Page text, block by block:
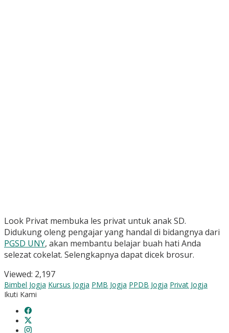
Look Privat membuka les privat untuk anak SD.
Didukung oleng pengajar yang handal di bidangnya dari
PGSD UNY, akan membantu belajar buah hati Anda
selezat cokelat. Selengkapnya dapat dicek brosur.
Viewed: 2,197
Bimbel Jogja Kursus Jogja PMB Jogja PPDB Jogja Privat Jogja
Ikuti Kami